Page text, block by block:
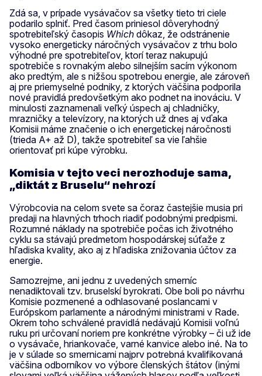
Zdá sa, v prípade vysávačov sa všetky tieto tri ciele
podarilo splniť. Pred časom priniesol dôveryhodný
spotrebiteľský časopis Which dôkaz, že odstránenie
vysoko energeticky náročných vysávačov z trhu bolo
výhodné pre spotrebiteľov, ktorí teraz nakupujú
spotrebiče s rovnakým alebo silnejším sacím výkonom
ako predtým, ale s nižšou spotrebou energie, ale zároveň
aj pre priemyselné podniky, z ktorých väčšina podporila
nové pravidlá predovšetkým ako podnet na inováciu. V
minulosti zaznamenali veľký úspech aj chladničky,
mrazničky a televízory, na ktorých už dnes aj vďaka
Komisii máme značenie o ich energetickej náročnosti
(trieda A+ až D), takže spotrebiteľ sa vie ľahšie
orientovať pri kúpe výrobku.
Komisia v tejto veci nerozhoduje sama,
„diktát z Bruselu“ nehrozí
Výrobcovia na celom svete sa čoraz častejšie musia pri
predaji na hlavných trhoch riadiť podobnými predpismi.
Rozumné náklady na spotrebiče počas ich životného
cyklu sa stávajú predmetom hospodárskej súťaže z
hľadiska kvality, ako aj z hľadiska znižovania účtov za
energie.
Samozrejme, ani jednu z uvedených smerníc
nenadiktovali tzv. bruselskí byrokrati. Obe boli po návrhu
Komisie pozmenené a odhlasované poslancami v
Európskom parlamente a národnými ministrami v Rade.
Okrem toho schválené pravidlá nedávajú Komisii voľnú
ruku pri určovaní noriem pre konkrétne výrobky – či už ide
o vysávače, hriankovače, varné kanvice alebo iné. Na to
je v súlade so smernicami najprv potrebná kvalifikovaná
väčšina odborníkov vo výbore členských štátov (inými